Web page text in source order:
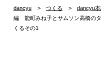
dancyu つくる dancyu
編 能町みね子とサムソン高橋の
くるその1